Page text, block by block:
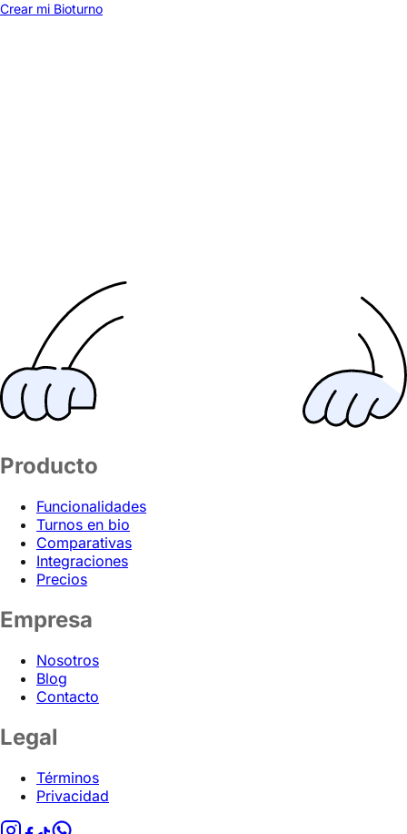
Crear mi Bioturno
Producto
Funcionalidades
Turnos en bio
Comparativas
Integraciones
Precios
Empresa
Nosotros
Blog
Contacto
Legal
Términos
Privacidad